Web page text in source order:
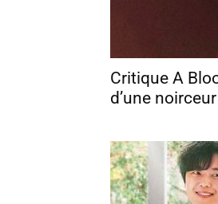
Critique A
d’une